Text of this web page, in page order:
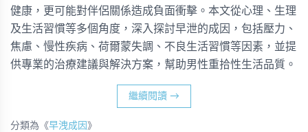
健康，更可能對伴侶關係造成負面衝擊。本文從心理、生理
及生活習慣等多個角度，深入探討早泄的成因，包括壓力、
焦慮、慢性疾病、荷爾蒙失調、不良生活習慣等因素，並提
供專業的治療建議與解決方案，幫助男性重拾性生活品質。
繼續閱讀 →
分類為《早洩成因 》